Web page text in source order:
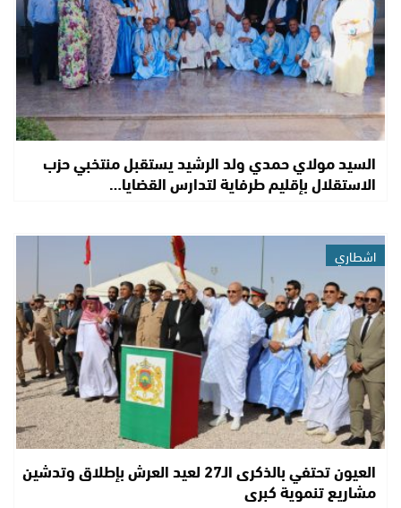
السيد مولاي حمدي ولد الرشيد يستقبل منتخبي حزب
الاستقلال بإقليم طرفاية لتدارس القضايا…
اشطاري
العيون تحتفي بالذكرى الـ27 لعيد العرش بإطلاق وتدشين
مشاريع تنموية كبرى